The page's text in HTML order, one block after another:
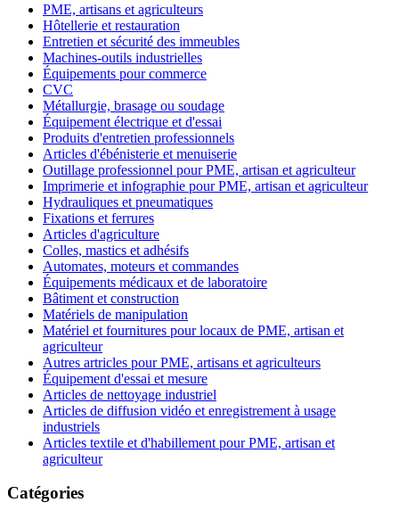
PME, artisans et agriculteurs
Hôtellerie et restauration
Entretien et sécurité des immeubles
Machines-outils industrielles
Équipements pour commerce
CVC
Métallurgie, brasage ou soudage
Équipement électrique et d'essai
Produits d'entretien professionnels
Articles d'ébénisterie et menuiserie
Outillage professionnel pour PME, artisan et agriculteur
Imprimerie et infographie pour PME, artisan et agriculteur
Hydrauliques et pneumatiques
Fixations et ferrures
Articles d'agriculture
Colles, mastics et adhésifs
Automates, moteurs et commandes
Équipements médicaux et de laboratoire
Bâtiment et construction
Matériels de manipulation
Matériel et fournitures pour locaux de PME, artisan et
agriculteur
Autres artricles pour PME, artisans et agriculteurs
Équipement d'essai et mesure
Articles de nettoyage industriel
Articles de diffusion vidéo et enregistrement à usage
industriels
Articles textile et d'habillement pour PME, artisan et
agriculteur
Catégories